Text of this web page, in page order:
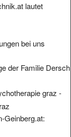
lautet
bei uns
der Familie Dersch
graz -
Geinberg.at: